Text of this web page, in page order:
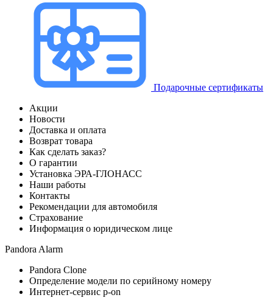
Подарочные сертификаты
Акции
Новости
Доставка и оплата
Возврат товара
Как сделать заказ?
О гарантии
Установка ЭРА-ГЛОНАСС
Наши работы
Контакты
Рекомендации для автомобиля
Страхование
Информация о юридическом лице
Pandora Alarm
Pandora Clone
Определение модели по серийному номеру
Интернет-сервис p-on